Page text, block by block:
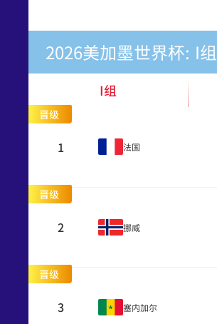
2026美加墨世界杯: I组
I组
1
晋级
法国
2
晋级
挪威
3
晋级
塞内加尔